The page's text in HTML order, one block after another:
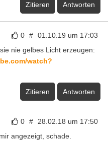
Zitieren Antworten
0 # 01.10.19 um 17:03
nie gelbes Licht erzeugen:
watch?
Zitieren Antworten
0 # 28.02.18 um 17:50
angezeigt, schade.